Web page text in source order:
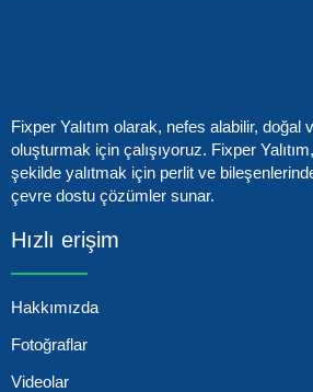
Fixper Yalıtım olarak, nefes alabilir, doğal
oluşturmak için çalışıyoruz. Fixper
şekilde yalıtmak için perlit ve
çevre dostu çözümler sunar.
Hızlı erişim
Hakkımızda
Fotoğraflar
Videolar